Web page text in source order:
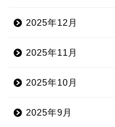
2025年12月
2025年11月
2025年10月
2025年9月